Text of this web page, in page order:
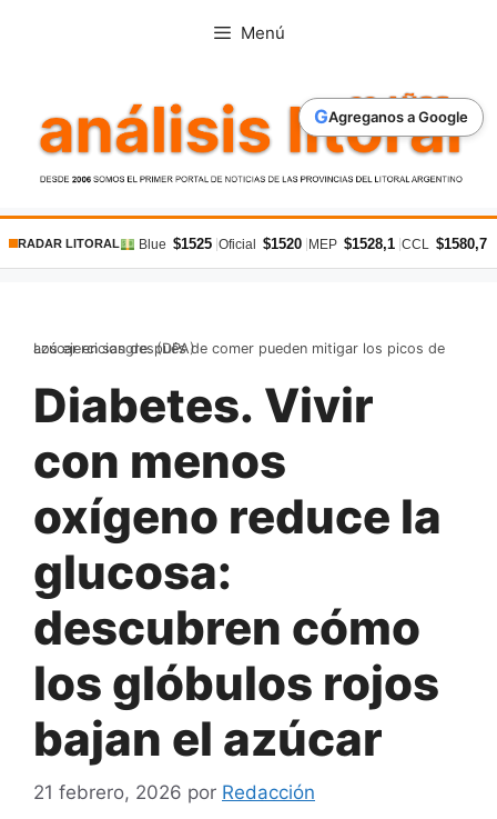
GAgreganos a Google
Menú
RADAR LITORAL Blue $1525 Oficial $1520 MEP $1528,1 CCL $1580,7
Los ejercicios después de comer pueden mitigar los picos de azúcar en sangre. (DPA)
Diabetes. Vivir
con menos
oxígeno reduce la
glucosa:
descubren cómo
los glóbulos rojos
bajan el azúcar
21 febrero, 2026 por Redacción